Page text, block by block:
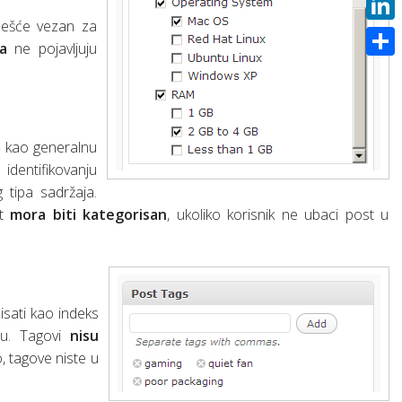
+ Docker)Rad sa SQLite bazom u Androidu uz pomoć Room bibiloteke
vezan za
ne pojavljuju
generalnu
tipa sadržaja.
mora biti kategorisan, ukoliko korisnik ne ubaci post u
kao indeks
Tagovi nisu
tagove niste u